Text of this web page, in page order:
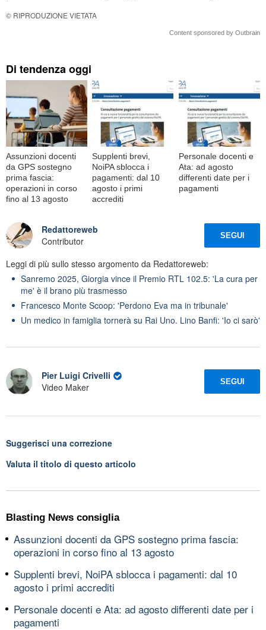
© RIPRODUZIONE VIETATA
Content sponsored by Outbrain
Di tendenza oggi
Assunzioni docenti
da GPS sostegno
prima fascia:
operazioni in corso
fino al 13 agosto
Supplenti brevi,
NoiPA sblocca i
pagamenti: dal 10
agosto i primi
accrediti
Personale docenti e
Ata: ad agosto
differenti date per i
pagamenti
Redattoreweb
Contributor
SEGUI
Leggi di più sullo stesso argomento da Redattoreweb:
Sanremo 2025, Giorgia vince il Premio RTL 102.5: 'La cura per
me' è il brano più trasmesso
Francesco Monte Scoop: 'Perdono Eva ma in tribunale'
Un medico in famiglia tornerà su Rai Uno. Lino Banfi: 'Io ci sarò'
Pier Luigi Crivelli
Video Maker
SEGUI
Suggerisci una correzione
Valuta il titolo di questo articolo
Blasting News consiglia
Assunzioni docenti da GPS sostegno prima fascia:
operazioni in corso fino al 13 agosto
Supplenti brevi, NoiPA sblocca i pagamenti: dal 10
agosto i primi accrediti
Personale docenti e Ata: ad agosto differenti date per i
pagamenti